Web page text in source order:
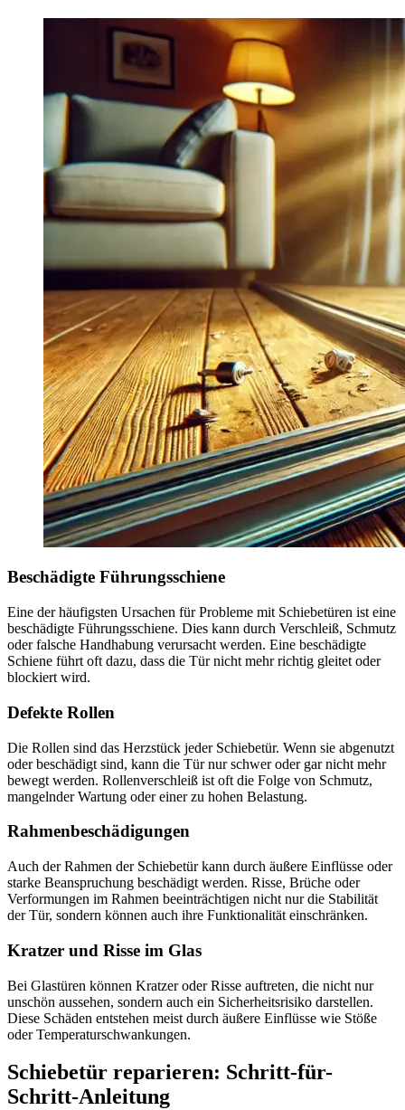
Beschädigte Führungsschiene
Eine der häufigsten Ursachen für Probleme mit Schiebetüren ist eine
beschädigte Führungsschiene. Dies kann durch Verschleiß, Schmutz
oder falsche Handhabung verursacht werden. Eine beschädigte
Schiene führt oft dazu, dass die Tür nicht mehr richtig gleitet oder
blockiert wird.
Defekte Rollen
Die Rollen sind das Herzstück jeder Schiebetür. Wenn sie abgenutzt
oder beschädigt sind, kann die Tür nur schwer oder gar nicht mehr
bewegt werden. Rollenverschleiß ist oft die Folge von Schmutz,
mangelnder Wartung oder einer zu hohen Belastung.
Rahmenbeschädigungen
Auch der Rahmen der Schiebetür kann durch äußere Einflüsse oder
starke Beanspruchung beschädigt werden. Risse, Brüche oder
Verformungen im Rahmen beeinträchtigen nicht nur die Stabilität
der Tür, sondern können auch ihre Funktionalität einschränken.
Kratzer und Risse im Glas
Bei Glastüren können Kratzer oder Risse auftreten, die nicht nur
unschön aussehen, sondern auch ein Sicherheitsrisiko darstellen.
Diese Schäden entstehen meist durch äußere Einflüsse wie Stöße
oder Temperaturschwankungen.
Schiebetür reparieren: Schritt-für-
Schritt-Anleitung